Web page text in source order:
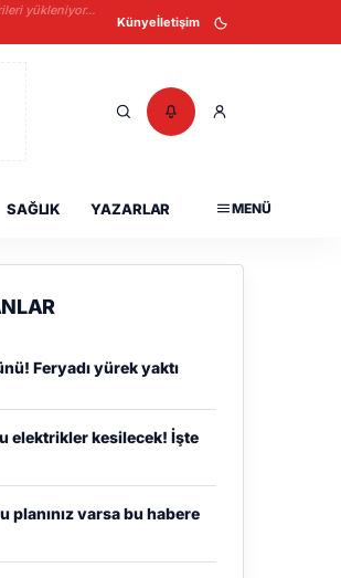
yükleniyor...
Künyeİletişim
SAĞLIK YAZARLAR MENÜ
Feryadı yürek yaktı
elektrikler kesilecek! İşte
planınız varsa bu habere